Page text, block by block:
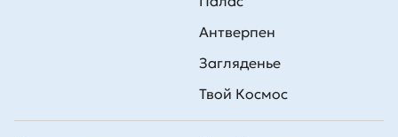
Антверпен
Загляденье
Твой Космос